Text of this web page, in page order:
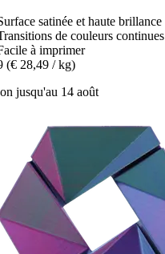
satinée et haute brillance
de couleurs continues
à imprimer
(€ 28,49 / kg)
jusqu'au 14 août